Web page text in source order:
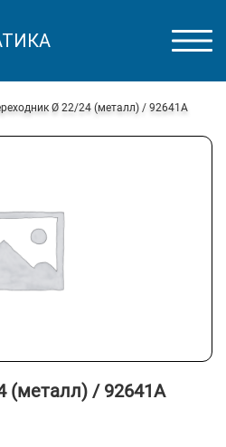
Ø 22/24 (металл) / 92641A
(металл) / 92641A